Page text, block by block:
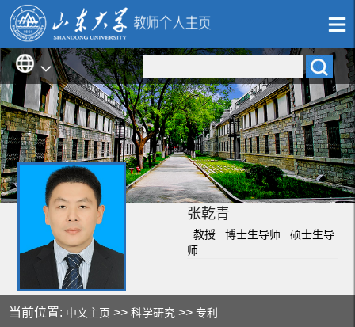
张乾青
教授 博士生导师 硕士生导
师
当前位置: 中文主页 >>科学研究 >>专利